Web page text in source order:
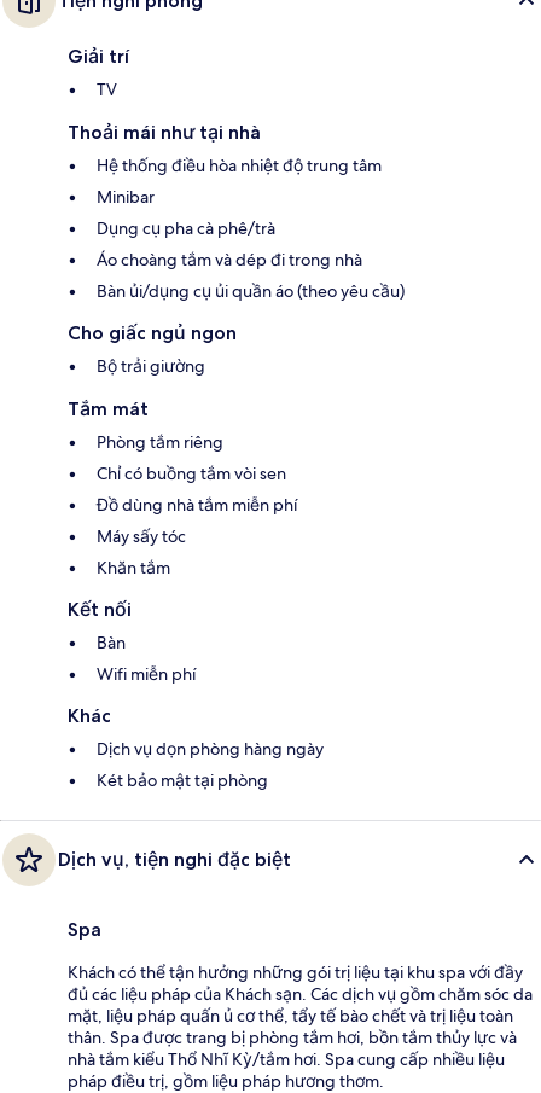
Giải trí
TV
Thoải mái như tại nhà
Hệ thống điều hòa nhiệt độ trung tâm
Minibar
Dụng cụ pha cà phê/trà
Áo choàng tắm và dép đi trong nhà
Bàn ủi/dụng cụ ủi quần áo (theo yêu cầu)
Cho giấc ngủ ngon
Bộ trải giường
Tắm mát
Phòng tắm riêng
Chỉ có buồng tắm vòi sen
Đồ dùng nhà tắm miễn phí
Máy sấy tóc
Khăn tắm
Kết nối
Bàn
Wifi miễn phí
Khác
Dịch vụ dọn phòng hàng ngày
Két bảo mật tại phòng
Dịch vụ, tiện nghi đặc biệt
Spa
Khách có thể tận hưởng những gói trị liệu tại khu spa với đầy
đủ các liệu pháp của Khách sạn. Các dịch vụ gồm chăm sóc da
mặt, liệu pháp quấn ủ cơ thể, tẩy tế bào chết và trị liệu toàn
thân. Spa được trang bị phòng tắm hơi, bồn tắm thủy lực và
nhà tắm kiểu Thổ Nhĩ Kỳ/tắm hơi. Spa cung cấp nhiều liệu
pháp điều trị, gồm liệu pháp hương thơm.